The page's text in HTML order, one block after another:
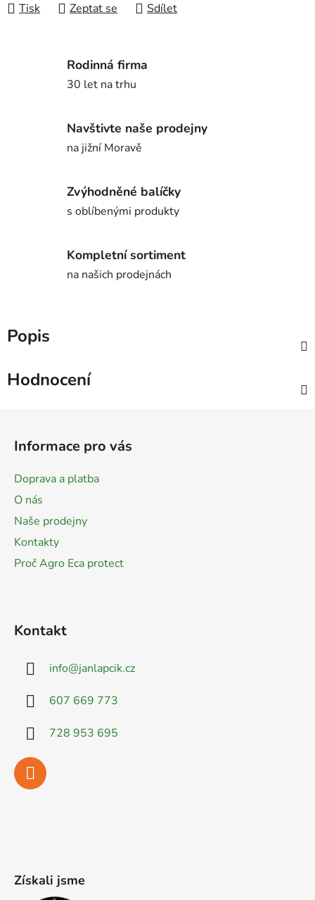
Tisk Zeptat se Sdílet
Rodinná firma
30 let na trhu
Navštivte naše prodejny
na jižní Moravě
Zvýhodněné balíčky
s oblíbenými produkty
Kompletní sortiment
na našich prodejnách
Popis
Hodnocení
Informace pro vás
Doprava a platba
O nás
Naše prodejny
Kontakty
Proč Agro Eca protect
Kontakt
info@janlapcik.cz
607 669 773
728 953 695
Získali jsme